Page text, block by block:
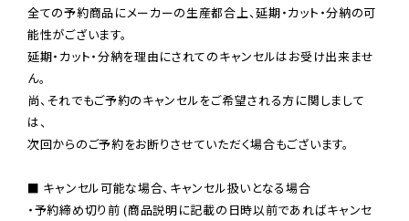
全ての予約商品にメーカーの生産都合上、延期・カット・分納の可
能性がございます。
延期・カット・分納を理由にされてのキャンセルはお受け出来ませ
ん。
尚、それでもご予約のキャンセルをご希望される方に関しまして
は、
次回からのご予約をお断りさせていただく場合もございます。
■ キャンセル可能な場合、キャンセル扱いとなる場合
・予約締め切り前 (商品説明に記載の日時以前であればキャンセ